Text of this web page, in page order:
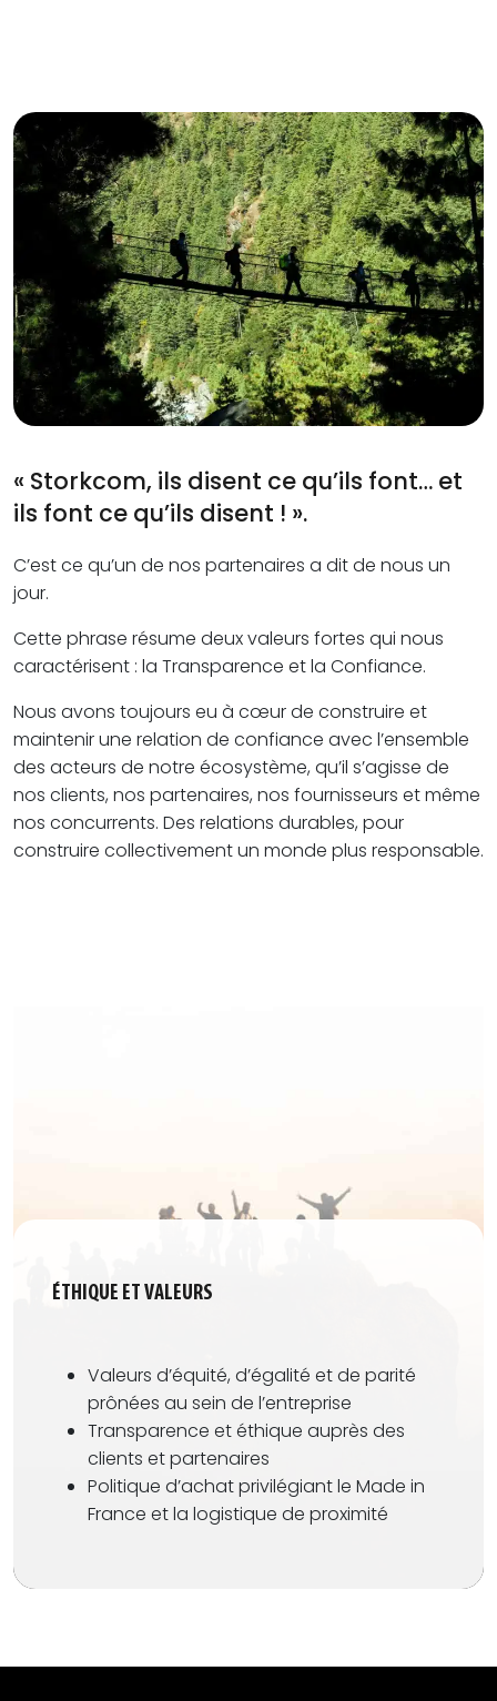
« Storkcom, ils disent ce qu’ils font… et
ils font ce qu’ils disent ! ».
C’est ce qu’un de nos partenaires a dit de nous un
jour.
Cette phrase résume deux valeurs fortes qui nous
caractérisent : la Transparence et la Confiance.
Nous avons toujours eu à cœur de construire et
maintenir une relation de confiance avec l’ensemble
des acteurs de notre écosystème, qu’il s’agisse de
nos clients, nos partenaires, nos fournisseurs et même
nos concurrents. Des relations durables, pour
construire collectivement un monde plus responsable.
ÉTHIQUE ET VALEURS
Valeurs d’équité, d’égalité et de parité
prônées au sein de l’entreprise
Transparence etéthique auprès des
clients et partenaires
Politique d’achat privilégiant le Made in
France et la logistique de proximité